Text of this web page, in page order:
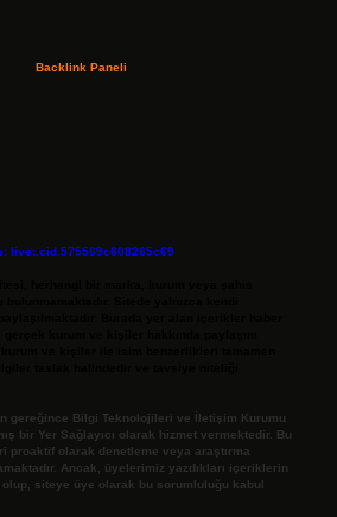
live:.cid.575569c608265c69
gereğince Bilgi Teknolojileri ve İletişim Kurumu
bir Yer Sağlayıcı olarak hizmet vermektedir. Bu
proaktif olarak denetleme veya araştırma
Ancak, üyelerimiz yazdıkları içeriklerin
siteye üye olarak bu sorumluluğu kabul